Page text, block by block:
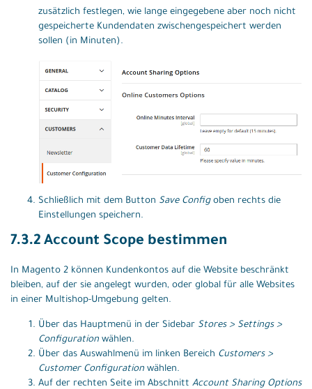
zusätzlich festlegen, wie lange eingegebene aber noch nicht
gespeicherte Kundendaten zwischengespeichert werden
sollen (in Minuten).
Schließlich mit dem Button Save Configoben rechts die
Einstellungen speichern.
7.3.2 Account Scope bestimmen
In Magento 2 können Kundenkontos auf die Website beschränkt
bleiben, auf der sie angelegt wurden, oder global für alle Websites
in einer Multishop-Umgebung gelten.
Über das Hauptmenü in der Sidebar Stores > Settings >
Configuration wählen.
Über das Auswahlmenü im linken Bereich Customers >
Customer Configuration wählen.
Auf der rechten Seite im Abschnitt Account Sharing Options